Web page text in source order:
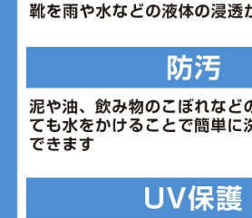
■生産国:ベトナム
■2025年モデル
※ワイズを確認の上お買い求め下さい。ま
幅等個人差がありますので、あくまで目安
※こちらの商品は店頭と在庫を共有してい
外、上記の理由による返品交換は致しかね
けますようよろしくお願いします。